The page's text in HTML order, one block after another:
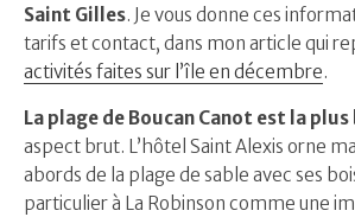
Saint Gilles. Je vous donne ces
tarifs et contact, dans mon article qui
activités faites sur l’île en décembre.
La plage de Boucan Canot est la
aspect brut. L’hôtel Saint Alexis orne
abords de la plage de sable avec ses
particulier à La Robinson comme une